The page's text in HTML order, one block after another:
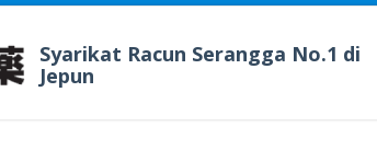
Syarikat Racun Serangga No.1 di
Jepun